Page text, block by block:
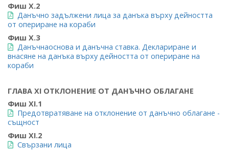
Фиш X.2
Данъчно задължени лица за данъка върху дейността
от опериране на кораби
Фиш X.3
Данъчнаоснова и данъчна ставка. Деклариране и
внасяне на данъка върху дейността от опериране на
кораби
ГЛАВА XI ОТКЛОНЕНИЕ ОТ ДАНЪЧНО ОБЛАГАНЕ
Фиш XI.1
Предотвратяване на отклонение от данъчно облагане -
същност
Фиш XI.2
Свързани лица